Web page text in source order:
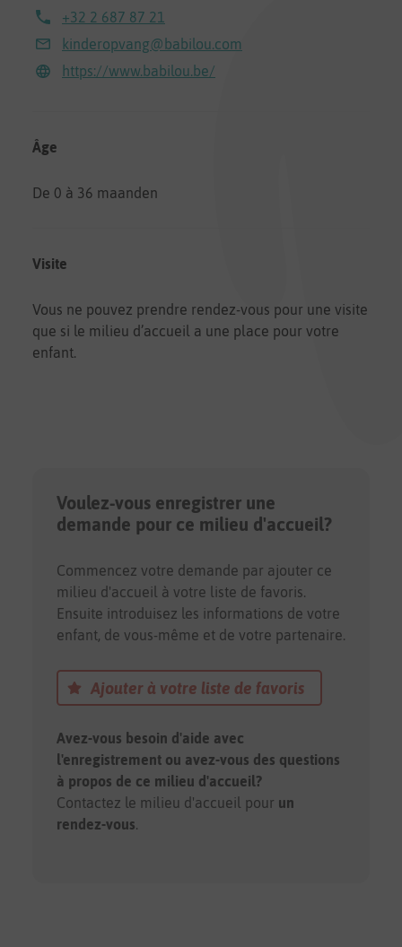
+32 2 687 87 21
kinderopvang@babilou.com
https://www.babilou.be/
Âge
De 0 à 36 maanden
Visite
Vous ne pouvez prendre rendez-vous pour une visite
que si le milieu d’accueil a une place pour votre
enfant.
Voulez-vous enregistrer une
demande pour ce milieu d'accueil?
Commencez votre demande par ajouter ce
milieu d'accueil à votre liste de favoris.
Ensuite introduisez les informations de votre
enfant, de vous-même et de votre partenaire.
Ajouter à votre liste de favoris
Avez-vous besoin d'aide avec
l'enregistrement ou avez-vous des questions
à propos de ce milieu d'accueil?
Contactez le milieu d'accueil pour un
rendez-vous.